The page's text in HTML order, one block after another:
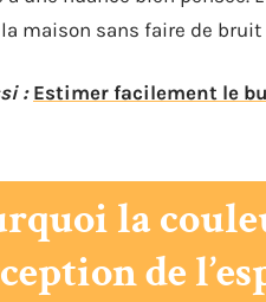
maison sans faire de bruit
: Estimer facilement le
la
de